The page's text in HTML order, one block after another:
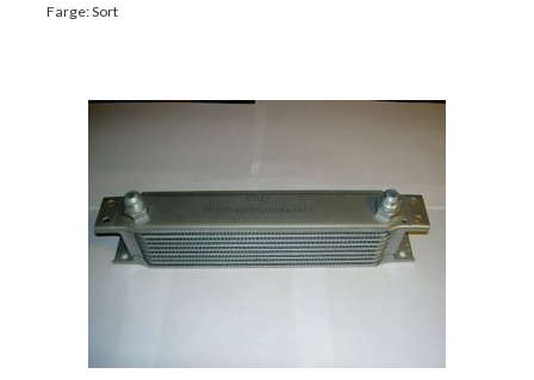
Farge: Sort